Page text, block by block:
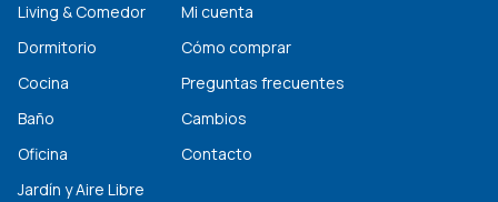
Living & Comedor
Dormitorio
Cocina
Baño
Oficina
Jardín y Aire Libre
Mi cuenta
Cómo comprar
Preguntas frecuentes
Cambios
Contacto